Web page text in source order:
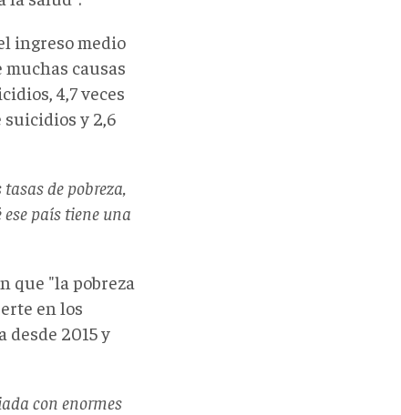
ingreso medio
causas
4,7 veces
suicidios y 2,6
de pobreza,
país tiene una
que "la pobreza
en los
2015 y
con enormes